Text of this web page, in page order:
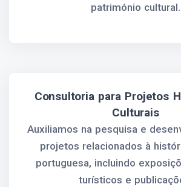
património cultural.
Consultoria para Projetos
Culturais
Auxiliamos na pesquisa e
projetos relacionados à
portuguesa, incluindo
turísticos e